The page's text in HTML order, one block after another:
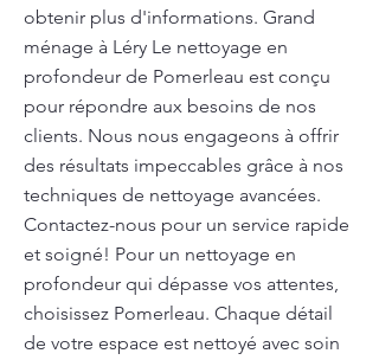
obtenir plus d'informations. Grand
ménage à Léry Le nettoyage en
profondeur de Pomerleau est conçu
pour répondre aux besoins de nos
clients. Nous nous engageons à offrir
des résultats impeccables grâce à nos
techniques de nettoyage avancées.
Contactez-nous pour un service rapide
et soigné! Pour un nettoyage en
profondeur qui dépasse vos attentes,
choisissez Pomerleau. Chaque détail
de votre espace est nettoyé avec soin